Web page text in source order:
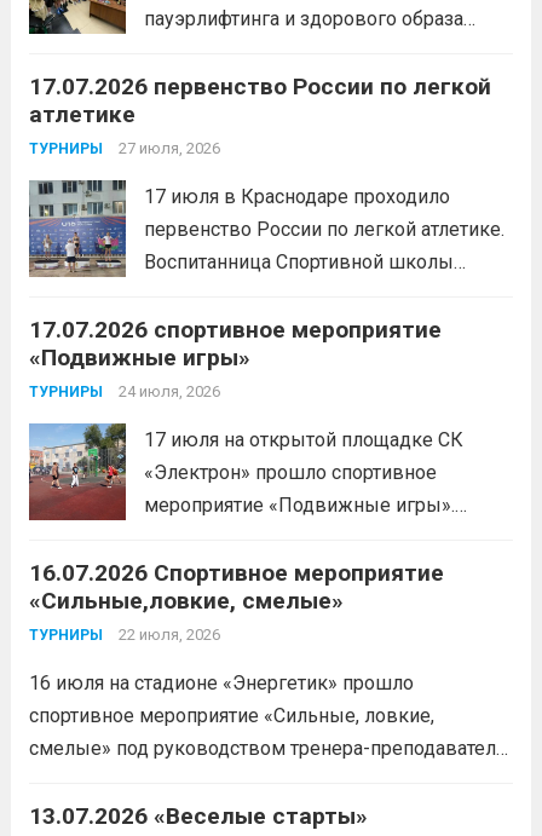
пауэрлифтинга и здорового образа
с Анитой Андрюковой — мастером
победительницей первенства
17.07.2026 первенство России по легкой
атлетике
ТУРНИРЫ 27 июля, 2026
17 июля в Краснодаре проходило
первенство России по легкой атлетике.
Воспитанница Спортивной школы
заняла 1 место на дистанции 3000 м. с
результатом 10.01,78. Подготовил
спортсменку тренер-преподаватель
дальше
17.07.2026 спортивное мероприятие
«Подвижные игры»
ТУРНИРЫ 24 июля, 2026
17 июля на открытой площадке СК
«Электрон» прошло спортивное
мероприятие «Подвижные игры».
16.07.2026 Спортивное мероприятие
«Сильные,ловкие, смелые»
ТУРНИРЫ 22 июля, 2026
16 июля на стадионе «Энергетик» прошло
спортивное мероприятие «Сильные, ловкие,
смелые» под руководством тренера-преподавателя
Сергеевича. Участники продемонстрировали
13.07.2026 «Веселые старты»